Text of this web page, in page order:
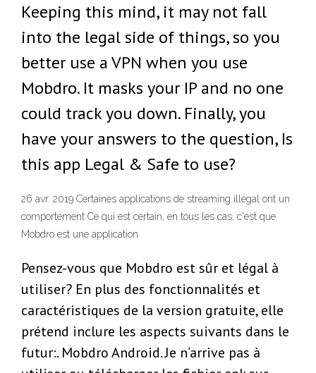
Keeping this mind, it may not fall
into the legal side of things, so you
better use a VPN when you use
Mobdro. It masks your IP and no one
could track you down. Finally, you
have your answers to the question, Is
this app Legal & Safe to use?
26 avr. 2019 Certaines applications de streaming illégal ont un
comportement Ce qui est certain, en tous les cas, c'est que
Mobdro est une application
Pensez-vous que Mobdro est sûr et légal à
utiliser? En plus des fonctionnalités et
caractéristiques de la version gratuite, elle
prétend inclure les aspects suivants dans le
futur:. Mobdro Android. Je n’arrive pas à